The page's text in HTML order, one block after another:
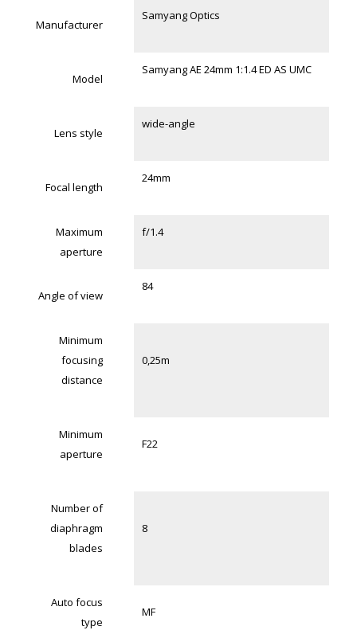
Manufacturer
Samyang Optics
Model
Samyang AE 24mm 1:1.4 ED AS UMC
Lens style
wide-angle
Focal length
24mm
Maximum
aperture
f/1.4
Angle of view
84
Minimum
focusing
distance
0,25m
Minimum
aperture
F22
Number of
diaphragm
blades
8
Auto focus
type
MF